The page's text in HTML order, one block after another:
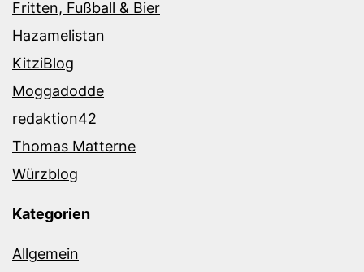
Fritten, Fußball & Bier
Hazamelistan
KitziBlog
Moggadodde
redaktion42
Thomas Matterne
Würzblog
Kategorien
Allgemein